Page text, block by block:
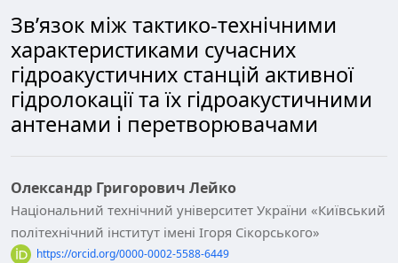
Зв’язок між тактико-технічними
характеристиками сучасних
гідроакустичних станцій активної
гідролокації та їх гідроакустичними
антенами і перетворювачами
Олександр Григорович Лейко
Національний технічний університет України «Київський
політехнічний інститут імені Ігоря Сікорського»
https://orcid.org/0000-0002-5588-6449